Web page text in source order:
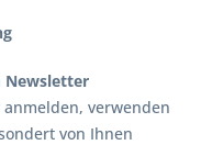
Newsletter
verwenden
von Ihnen